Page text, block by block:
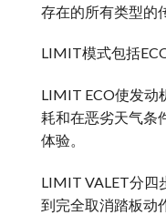
存在的所有类型的
LIMIT模式包括
LIMIT ECO使发动
耗和在恶劣天气条
体验。
LIMIT VALET分四
到完全取消踏板动